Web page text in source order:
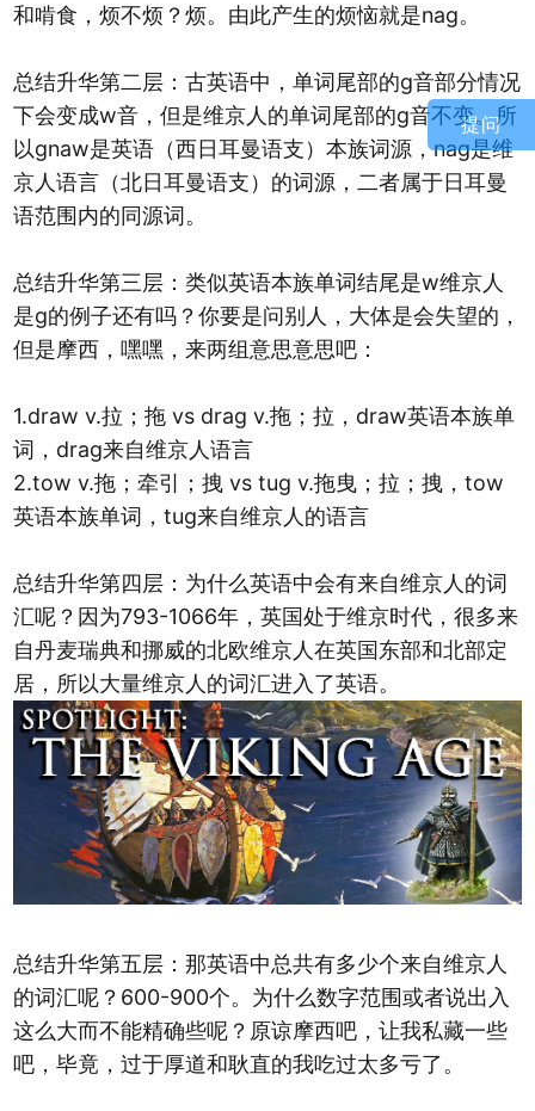
提问
和啃食，烦不烦？烦。由此产生的烦恼就是nag。
总结升华第二层：古英语中，单词尾部的g音部分情况
下会变成w音，但是维京人的单词尾部的g音不变。所
以gnaw是英语（西日耳曼语支）本族词源，nag是维
京人语言（北日耳曼语支）的词源，二者属于日耳曼
语范围内的同源词。
总结升华第三层：类似英语本族单词结尾是w维京人
是g的例子还有吗？你要是问别人，大体是会失望的，
但是摩西，嘿嘿，来两组意思意思吧：
1.draw v.拉；拖 vs drag v.拖；拉，draw英语本族单
词，drag来自维京人语言
2.tow v.拖；牵引；拽 vs tug v.拖曳；拉；拽，tow
英语本族单词，tug来自维京人的语言
总结升华第四层：为什么英语中会有来自维京人的词
汇呢？因为793-1066年，英国处于维京时代，很多来
自丹麦瑞典和挪威的北欧维京人在英国东部和北部定
居，所以大量维京人的词汇进入了英语。
总结升华第五层：那英语中总共有多少个来自维京人
的词汇呢？600-900个。为什么数字范围或者说出入
这么大而不能精确些呢？原谅摩西吧，让我私藏一些
吧，毕竟，过于厚道和耿直的我吃过太多亏了。